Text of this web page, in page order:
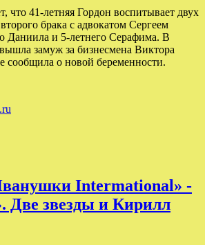
что 41-летняя Гордон воспитывает двух
брака с адвокатом Сергеем
Даниила и 5-летнего Серафима. В
замуж за бизнесмена Виктора
сообщила о новой беременности.
Intermational» -
Две звезды и Кирилл